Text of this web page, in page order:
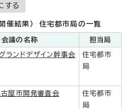
する
催結果） 住宅都市局の一覧
会議の名称 担当局
ランドデザイン幹事会
住宅都市
局
屋市開発審査会
住宅都市
局